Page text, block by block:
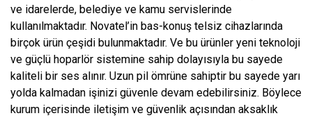
ve idarelerde, belediye ve kamu servislerinde
kullanılmaktadır. Novatel’in bas-konuş telsiz cihazlarında
birçok ürün çeşidi bulunmaktadır. Ve bu ürünler yeni teknoloji
ve güçlü hoparlör sistemine sahip dolayısıyla bu sayede
kaliteli bir ses alınır. Uzun pil ömrüne sahiptir bu sayede yarı
yolda kalmadan işinizi güvenle devam edebilirsiniz. Böylece
kurum içerisinde iletişim ve güvenlik açısından aksaklık